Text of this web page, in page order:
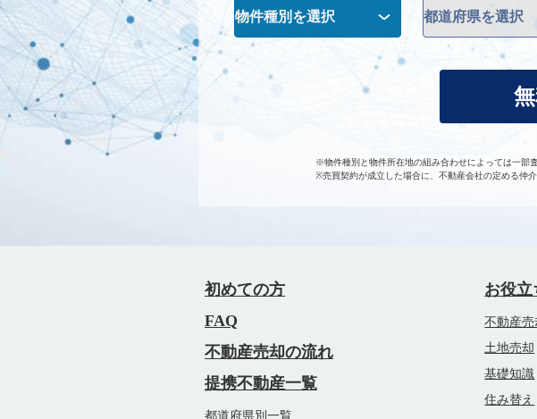
※物件種別と物件所在地の組み合わせによっては一部
※売買契約が成立した場合に、不動産会社の定める仲
初めての方
FAQ
不動産売却の流れ
提携不動産一覧
都道府県別一覧
お役立
不動産売
土地売却
基礎知識
住み替え